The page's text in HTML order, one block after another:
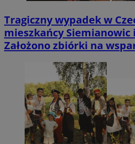
Tragiczny wypadek w
mieszkańcy Siemianowic
Założono zbiórki na